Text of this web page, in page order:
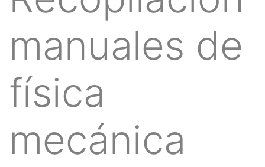
manuales de
física
mecánica